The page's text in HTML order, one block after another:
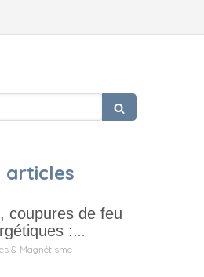
articles
coupures de feu
:
sont pas
& Magnétisme